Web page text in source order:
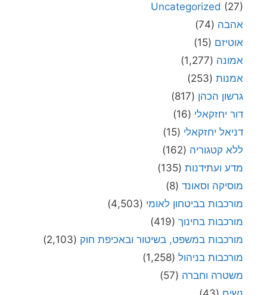
Uncategorized (27)
אהבה (74)
אוטיזם (15)
אמונה (1,277)
אמנות (253)
גרשון הכהן (817)
דור יחזקאלי (16)
דניאל יחזקאלי (15)
ללא קטגוריה (162)
מדע ועתידנות (135)
מוסיקה וסאונד (8)
מורכבות בביטחון לאומי (4,503)
מורכבות בחינוך (419)
מורכבות במשפט, בשיטור ובאכיפת חוק (2,103)
מורכבות בניהול (1,258)
משטרה וחברה (57)